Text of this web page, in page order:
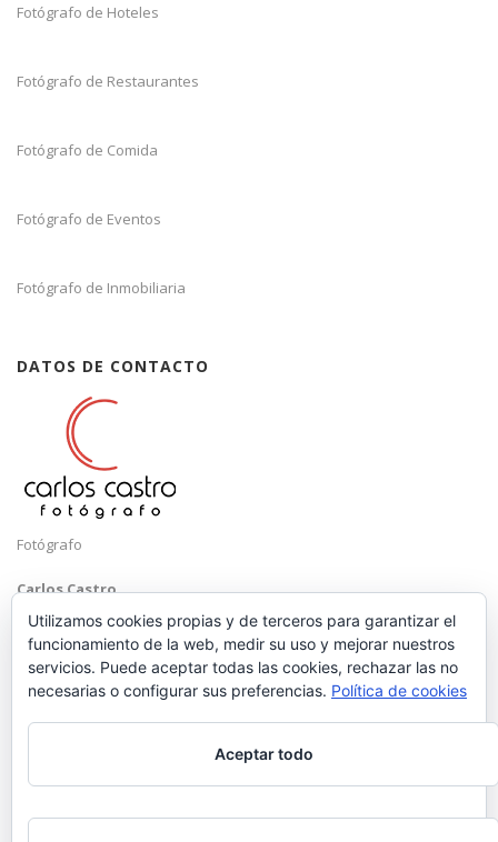
Fotógrafo de Hoteles
Fotógrafo de Restaurantes
Fotógrafo de Comida
Fotógrafo de Eventos
Fotógrafo de Inmobiliaria
DATOS DE CONTACTO
Fotógrafo
Carlos Castro
Málaga
Mobile: +34 652 83 71 98
hola@carloscastrofotografo.com
Utilizamos cookies propias y de terceros para garantizar el
funcionamiento de la web, medir su uso y mejorar nuestros
servicios. Puede aceptar todas las cookies, rechazar las no
necesarias o configurar sus preferencias. Política de cookies
Aceptar todo